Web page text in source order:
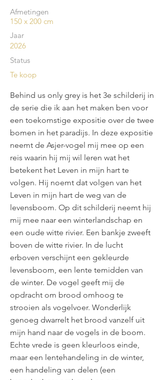
Afmetingen
150 x 200 cm
Jaar
2026
Status
Te koop
Behind us only grey is het 3e schilderij in
de serie die ik aan het maken ben voor
een toekomstige expositie over de twee
bomen in het paradijs. In deze expositie
neemt de Asjer-vogel mij mee op een
reis waarin hij mij wil leren wat het
betekent het Leven in mijn hart te
volgen. Hij noemt dat volgen van het
Leven in mijn hart de weg van de
levensboom. Op dit schilderij neemt hij
mij mee naar een winterlandschap en
een oude witte rivier. Een bankje zweeft
boven de witte rivier. In de lucht
erboven verschijnt een gekleurde
levensboom, een lente temidden van
de winter. De vogel geeft mij de
opdracht om brood omhoog te
strooien als vogelvoer. Wonderlijk
genoeg dwarrelt het brood vanzelf uit
mijn hand naar de vogels in de boom.
Echte vrede is geen kleurloos einde,
maar een lentehandeling in de winter,
een handeling van delen (een